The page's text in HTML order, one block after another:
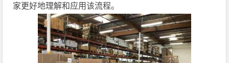
家更好地理解和应用该流程。